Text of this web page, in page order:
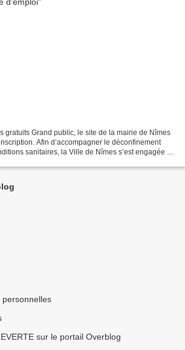
gratuits Grand public, le site de la mairie de Nîmes
Afin d’accompagner le déconfinement
sanitaires, la Ville de Nîmes s’est engagée à
sur le portail Overblog